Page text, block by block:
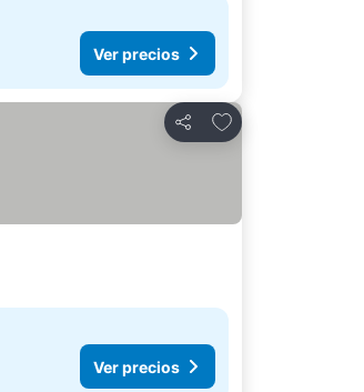
Ver precios
Compartir
Agregar a favoritos
Ver precios